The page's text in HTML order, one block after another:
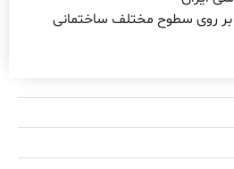
روی سطوح مختلف ساختمانی